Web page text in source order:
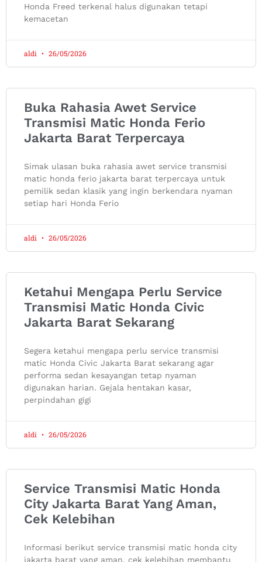
Honda Freed terkenal halus digunakan tetapi
kemacetan
aldi 26/05/2026
Buka Rahasia Awet Service
Transmisi Matic Honda Ferio
Jakarta Barat Terpercaya
Simak ulasan buka rahasia awet service transmisi
matic honda ferio jakarta barat terpercaya untuk
pemilik sedan klasik yang ingin berkendara nyaman
setiap hari Honda Ferio
aldi 26/05/2026
Ketahui Mengapa Perlu Service
Transmisi Matic Honda Civic
Jakarta Barat Sekarang
Segera ketahui mengapa perlu service transmisi
matic Honda Civic Jakarta Barat sekarang agar
performa sedan kesayangan tetap nyaman
digunakan harian. Gejala hentakan kasar,
perpindahan gigi
aldi 26/05/2026
Service Transmisi Matic Honda
City Jakarta Barat Yang Aman,
Cek Kelebihan
Informasi berikut service transmisi matic honda city
jakarta barat yang aman, cek kelebihan membantu